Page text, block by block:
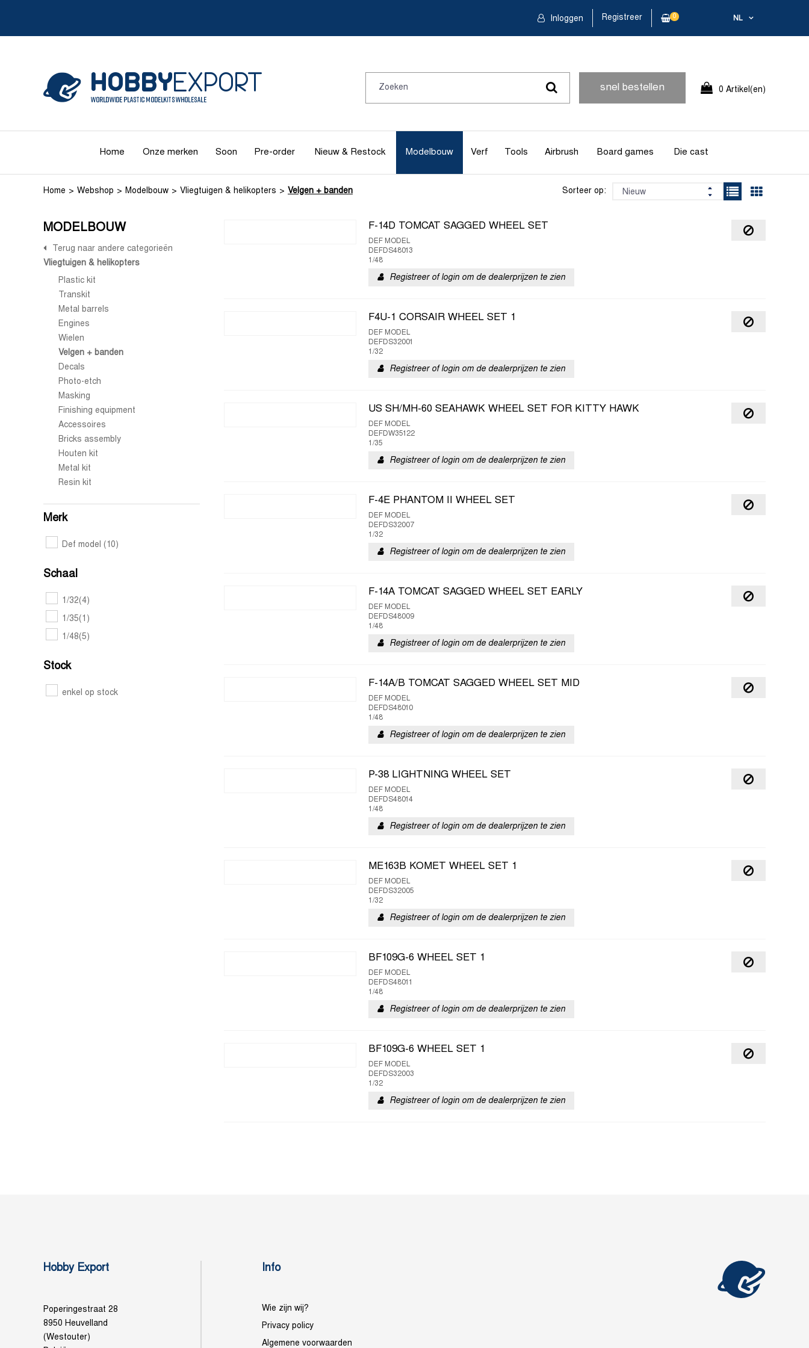
NL
Inloggen Registreer 0
snel bestellen 0 Artikel(en)
Home Onze merken Soon Pre-order Nieuw & Restock Modelbouw Verf Tools Airbrush Board games Die cast
Home Webshop Modelbouw Vliegtuigen & helikopters Velgen + banden Sorteer op:
MODELBOUW
Terug naar andere categorieën
Vliegtuigen & helikopters
Plastic kit
Transkit
Metal barrels
Engines
Wielen
Velgen + banden
Decals
Photo-etch
Masking
Finishing equipment
Accessoires
Bricks assembly
Houten kit
Metal kit
Resin kit
Merk
Def model (10)
Schaal
1/32(4)
1/35(1)
1/48(5)
Stock
enkel op stock
F-14D TOMCAT SAGGED WHEEL SET
DEF MODEL
DEFDS48013
1/48
Registreer of login om de dealerprijzen te zien
F4U-1 CORSAIR WHEEL SET 1
DEF MODEL
DEFDS32001
1/32
Registreer of login om de dealerprijzen te zien
US SH/MH-60 SEAHAWK WHEEL SET FOR KITTY HAWK
DEF MODEL
DEFDW35122
1/35
Registreer of login om de dealerprijzen te zien
F-4E PHANTOM II WHEEL SET
DEF MODEL
DEFDS32007
1/32
Registreer of login om de dealerprijzen te zien
F-14A TOMCAT SAGGED WHEEL SET EARLY
DEF MODEL
DEFDS48009
1/48
Registreer of login om de dealerprijzen te zien
F-14A/B TOMCAT SAGGED WHEEL SET MID
DEF MODEL
DEFDS48010
1/48
Registreer of login om de dealerprijzen te zien
P-38 LIGHTNING WHEEL SET
DEF MODEL
DEFDS48014
1/48
Registreer of login om de dealerprijzen te zien
ME163B KOMET WHEEL SET 1
DEF MODEL
DEFDS32005
1/32
Registreer of login om de dealerprijzen te zien
BF109G-6 WHEEL SET 1
DEF MODEL
DEFDS48011
1/48
Registreer of login om de dealerprijzen te zien
BF109G-6 WHEEL SET 1
DEF MODEL
DEFDS32003
1/32
Registreer of login om de dealerprijzen te zien
Hobby Export
Poperingestraat 28
8950 Heuvelland
(Westouter)
Info
Wie zijn wij?
Privacy policy
Algemene voorwaarden